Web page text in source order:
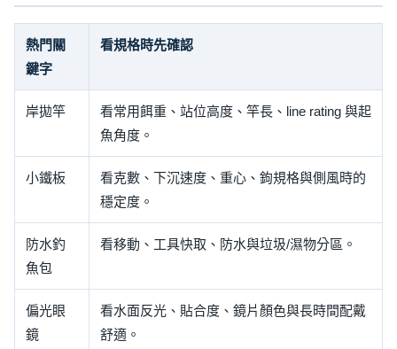
熱門關
鍵字
看規格時先確認
岸拋竿
看常用餌重、站位高度、竿長、line rating 與起
魚角度。
小鐵板
看克數、下沉速度、重心、鉤規格與側風時的
穩定度。
防水釣
魚包
看移動、工具快取、防水與垃圾/濕物分區。
偏光眼
鏡
看水面反光、貼合度、鏡片顏色與長時間配戴
舒適。